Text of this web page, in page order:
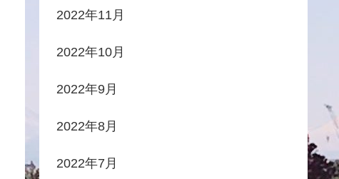
2022年11月
2022年10月
2022年9月
2022年8月
2022年7月